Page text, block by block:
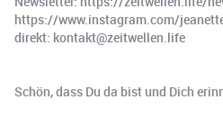
https://www.instagram.com/
direkt: kontakt@zeitwellen.life
Schön, dass Du da bist und Dich